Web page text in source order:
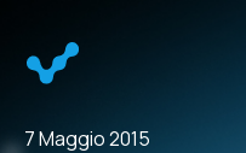
7 Maggio 2015